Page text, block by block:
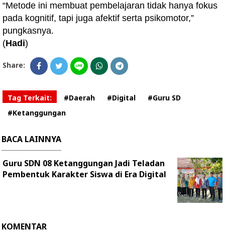
“Metode ini membuat pembelajaran tidak hanya fokus
pada kognitif, tapi juga afektif serta psikomotor,”
pungkasnya.
(Hadi)
Share:
Tag Terkait: #Daerah #Digital
#Guru SD
#Ketanggungan
BACA LAINNYA
Guru SDN 08 Ketanggungan Jadi Teladan
Pembentuk Karakter Siswa di Era Digital
KOMENTAR